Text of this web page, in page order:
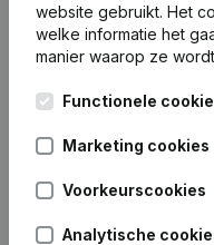
03-11-2023
Veelgestelde vragen
website gebruikt. Het
welke informatie het
manier waarop ze
Functionele
Marketing cookies
Voorkeurscookies
Analytische